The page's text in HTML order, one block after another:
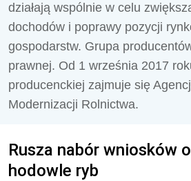
działają wspólnie w celu
dochodów i poprawy pozycji
gospodarstw. Grupa
prawnej. Od 1 września 2017
producenckiej zajmuje się
Modernizacji Rolnictwa.
Rusza nabór wniosków
hodowle ryb